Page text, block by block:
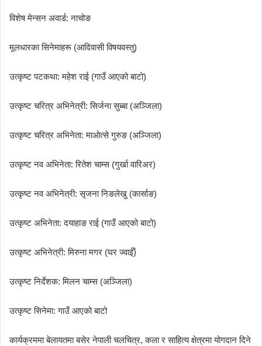
विशेष मेन्सन अवार्ड: नाचोङ
मूलधारका सिनेमाहरू (आदिवासी विषयवस्तु)
उत्कृष्ट पटकथा: महेश राई (गाउँ आएको बाटो)
उत्कृष्ट चरित्र अभिनेत्री: सिर्जना सुब्बा (अञ्जिला)
उत्कृष्ट चरित्र अभिनेता: माओत्से गुरुङ (अञ्जिला)
उत्कृष्ट नव अभिनेता: रितेश चाम्स (गुर्खा वारिअर)
उत्कृष्ट नव अभिनेत्री: सृजना निङलेखु (कार्साङ)
उत्कृष्ट अभिनेता: दयाहाङ राई (गाउँ आएको बाटो)
उत्कृष्ट अभिनेत्री: मिरुना मगर (घर ज्वाईँ)
उत्कृष्ट निर्देशक: मिलन चाम्स (अञ्जिला)
उत्कृष्ट सिनेमा: गाउँ आएको बाटो
कार्यक्रममा बेलायतमा बसेर नेपाली चलचित्र, कला र साहित्य क्षेत्रमा योगदान दिने